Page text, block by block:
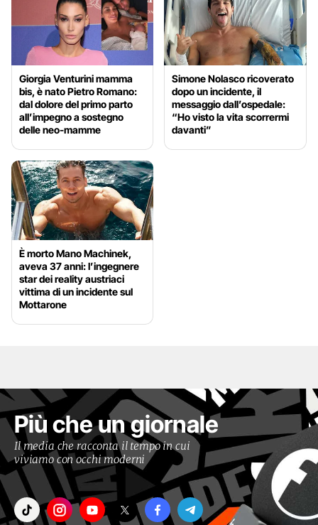
Giorgia Venturini mamma
bis, è nato Pietro Romano:
dal dolore del primo parto
all’impegno a sostegno
delle neo-mamme
Simone Nolasco ricoverato
dopo un incidente, il
messaggio dall’ospedale:
“Ho visto la vita scorrermi
davanti”
È morto Mano Machinek,
aveva 37 anni: l’ingegnere
star dei reality austriaci
vittima di un incidente sul
Mottarone
Più che un giornale
Il media che racconta il tempo in cui
viviamo con occhi moderni